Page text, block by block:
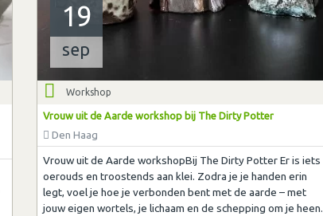
19
sep
Workshop
Vrouw uit de Aarde workshop bij The Dirty Potter
Den Haag
Vrouw uit de Aarde workshopBij The Dirty Potter Er is iets
oerouds en troostends aan klei. Zodra je je handen erin
legt, voel je hoe je verbonden bent met de aarde – met
jouw eigen wortels, je lichaam en de schepping om je heen.